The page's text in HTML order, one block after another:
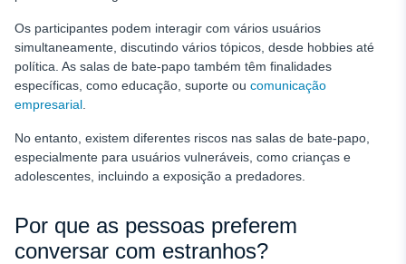
Os participantes podem interagir com vários usuários
simultaneamente, discutindo vários tópicos, desde hobbies até
política. As salas de bate-papo também têm finalidades
específicas, como educação, suporte ou comunicação
empresarial
No entanto, existem diferentes riscos nas salas de bate-papo,
especialmente para usuários vulneráveis, como crianças e
adolescentes, incluindo a exposição a predadores.
Por que as pessoas preferem
conversar com estranhos?